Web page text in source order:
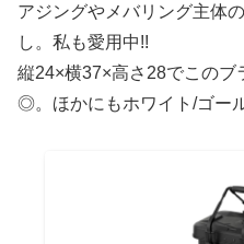
アジングやメバリング主体
し。私も愛用中!!
縦24×横37×高さ28でこのブ
◎。ほかにもホワイト/ゴー